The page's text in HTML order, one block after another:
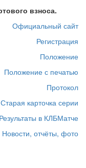
взноса.
Официальный сайт
Регистрация
Положение
Положение с печатью
Протокол
Старая карточка серии
Результаты в КЛБМатче
Новости, отчёты, фото